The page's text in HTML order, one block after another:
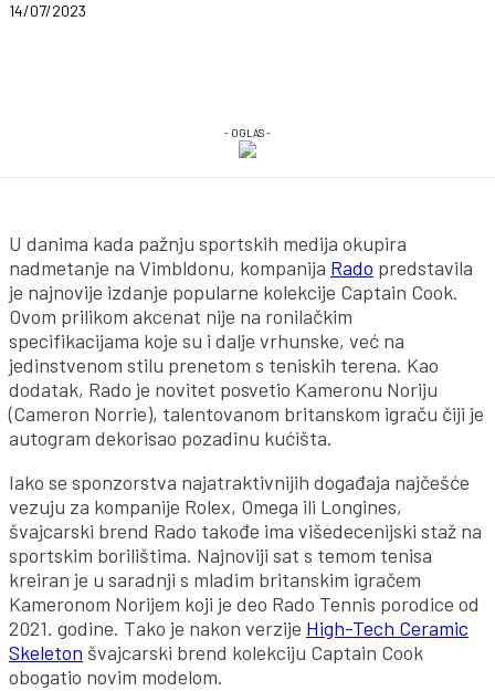
14/07/2023
- OGLAS -
U danima kada pažnju sportskih medija okupira
nadmetanje na Vimbldonu, kompanija Rado predstavila
je najnovije izdanje popularne kolekcije Captain Cook.
Ovom prilikom akcenat nije na ronilačkim
specifikacijama koje su i dalje vrhunske, već na
jedinstvenom stilu prenetom s teniskih terena. Kao
dodatak, Rado je novitet posvetio Kameronu Noriju
(Cameron Norrie), talentovanom britanskom igraču čiji je
autogram dekorisao pozadinu kućišta.
Iako se sponzorstva najatraktivnijih događaja najčešće
vezuju za kompanije Rolex, Omega ili Longines,
švajcarski brend Rado takođe ima višedecenijski staž na
sportskim borilištima. Najnoviji sat s temom tenisa
kreiran je u saradnji s mladim britanskim igračem
Kameronom Norijem koji je deo Rado Tennis porodice od
2021. godine. Tako je nakon verzije High-Tech Ceramic
Skeleton švajcarski brend kolekciju Captain Cook
obogatio novim modelom.